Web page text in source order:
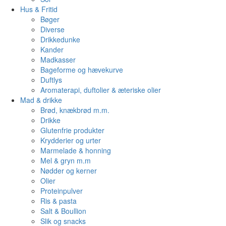
Hus & Fritid
Bøger
Diverse
Drikkedunke
Kander
Madkasser
Bageforme og hævekurve
Duftlys
Aromaterapi, duftolier & æteriske olier
Mad & drikke
Brød, knækbrød m.m.
Drikke
Glutenfrie produkter
Krydderier og urter
Marmelade & honning
Mel & gryn m.m
Nødder og kerner
Olier
Proteinpulver
Ris & pasta
Salt & Boullion
Slik og snacks